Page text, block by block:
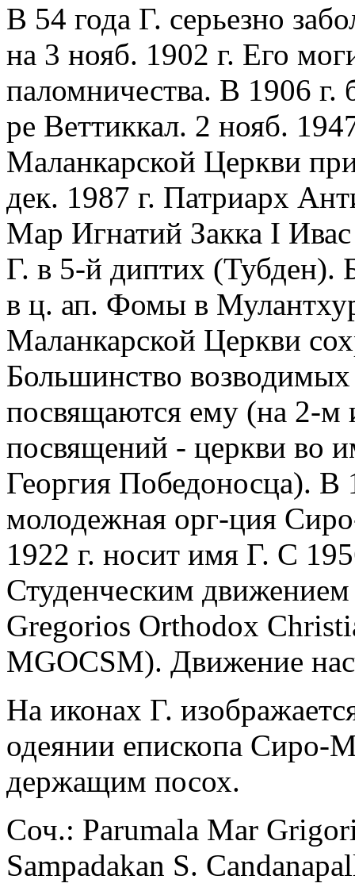
В 54 года Г. серьезно
на 3 нояб. 1902 г. Его
паломничества. В 1906
ре Веттиккал. 2 нояб.
Маланкарской Церкви
дек. 1987 г. Патриарх
Мар Игнатий Закка I
Г. в 5-й диптих (Тубден).
в ц. ап. Фомы в
Маланкарской Церкви
Большинство возводимых
посвящаются ему (на 2-м
посвящений - церкви во
Георгия Победоносца). В
молодежная орг-ция
1922 г. носит имя Г. С
Студенческим
Gregorios Orthodox
MGOСSM). Движение
На иконах Г.
одеянии епископа Сиро-
держащим посох.
Соч.: Parumala Mar
Sampadakan S.